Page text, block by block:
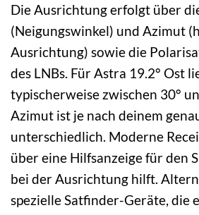
Die Ausrichtung erfolgt über
(Neigungswinkel) und Azimut
Ausrichtung) sowie die
des LNBs. Für Astra 19.2° Ost
typischerweise zwischen 30°
Azimut ist je nach deinem
unterschiedlich. Moderne
über eine Hilfsanzeige für den
bei der Ausrichtung hilft.
spezielle Satfinder-Geräte, die